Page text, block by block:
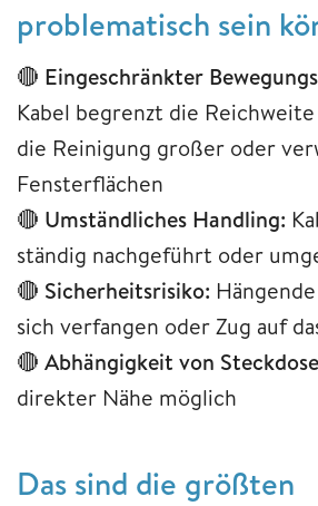
problematisch sein
🔴 Eingeschränkter
Kabel begrenzt die
die Reinigung großer oder
Fensterflächen
🔴 Umständliches Handling:
ständig nachgeführt oder
🔴 Sicherheitsrisiko:
sich verfangen oder Zug auf
🔴 Abhängigkeit von
direkter Nähe möglich
Das sind die größten